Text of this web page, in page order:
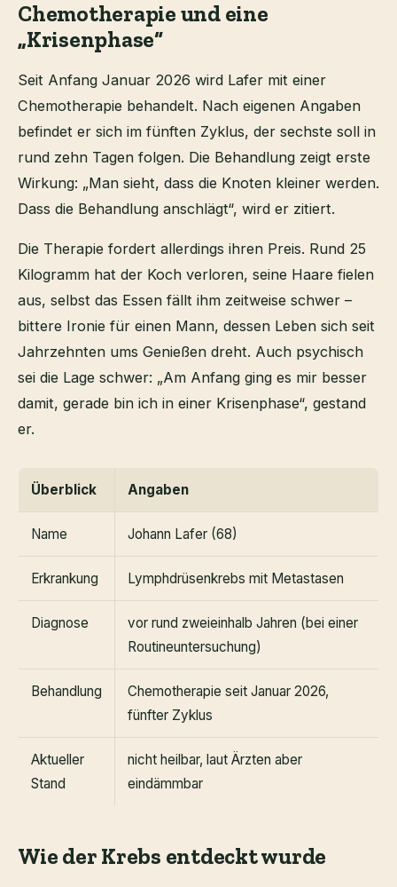
Chemotherapie und eine
„Krisenphase“
Seit Anfang Januar 2026 wird Lafer mit einer
Chemotherapie behandelt. Nach eigenen Angaben
befindet er sich im fünften Zyklus, der sechste soll in
rund zehn Tagen folgen. Die Behandlung zeigt erste
Wirkung: „Man sieht, dass die Knoten kleiner werden.
Dass die Behandlung anschlägt“, wird er zitiert.
Die Therapie fordert allerdings ihren Preis. Rund 25
Kilogramm hat der Koch verloren, seine Haare fielen
aus, selbst das Essen fällt ihm zeitweise schwer –
bittere Ironie für einen Mann, dessen Leben sich seit
Jahrzehnten ums Genießen dreht. Auch psychisch
sei die Lage schwer: „Am Anfang ging es mir besser
damit, gerade bin ich in einer Krisenphase“, gestand
er.
Überblick Angaben
Name Johann Lafer (68)
Erkrankung Lymphdrüsenkrebs mit Metastasen
Diagnose
vor rund zweieinhalb Jahren (bei einer
Routineuntersuchung)
Behandlung
Chemotherapie seit Januar 2026,
fünfter Zyklus
Aktueller
Stand
nicht heilbar, laut Ärzten aber
eindämmbar
Wie der Krebs entdeckt wurde